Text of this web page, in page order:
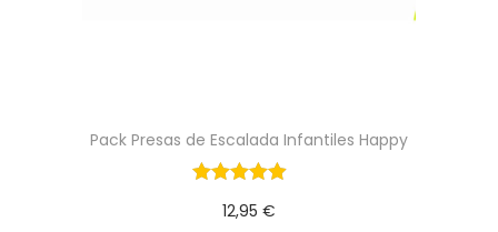
Pack Presas de Escalada Infantiles Happy
12,95 €